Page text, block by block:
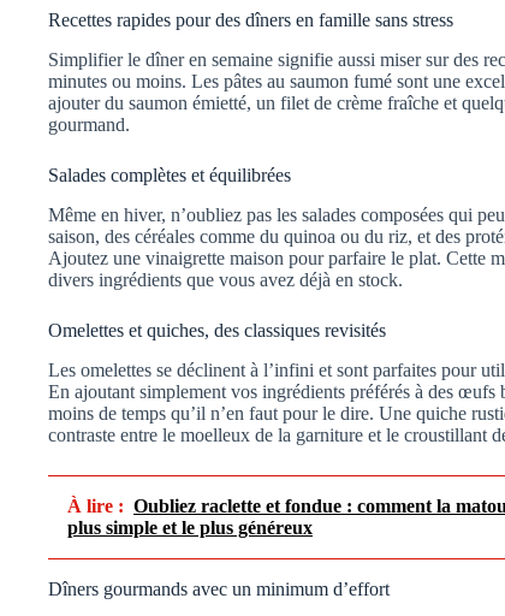
Recettes rapides pour des dîners en famille sans stress
Simplifier le dîner en semaine signifie aussi miser sur des
minutes ou moins. Les pâtes au saumon fumé sont une
ajouter du saumon émietté, un filet de crème fraîche et
gourmand.
Salades complètes et équilibrées
Même en hiver, n’oubliez pas les salades composées qui
saison, des céréales comme du quinoa ou du riz, et des
Ajoutez une vinaigrette maison pour parfaire le plat. Cette
divers ingrédients que vous avez déjà en stock.
Omelettes et quiches, des classiques revisités
Les omelettes se déclinent à l’infini et sont parfaites pour
En ajoutant simplement vos ingrédients préférés à des
moins de temps qu’il n’en faut pour le dire. Une quiche
contraste entre le moelleux de la garniture et le croustillant
À lire : Oubliez raclette et fondue : comment la
plus simple et le plus généreux
Dîners gourmands avec un minimum d’effort